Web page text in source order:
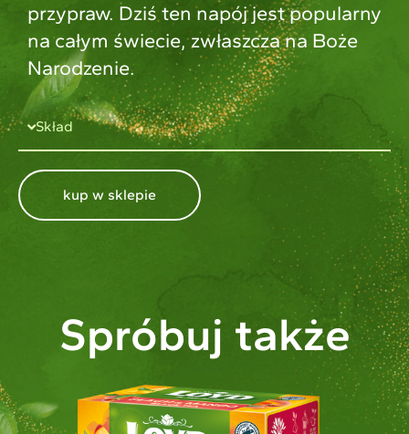
przypraw. Dziś ten napój jest popularny
na całym świecie, zwłaszcza na Boże
Narodzenie.
Skład
kup w sklepie
Spróbuj także